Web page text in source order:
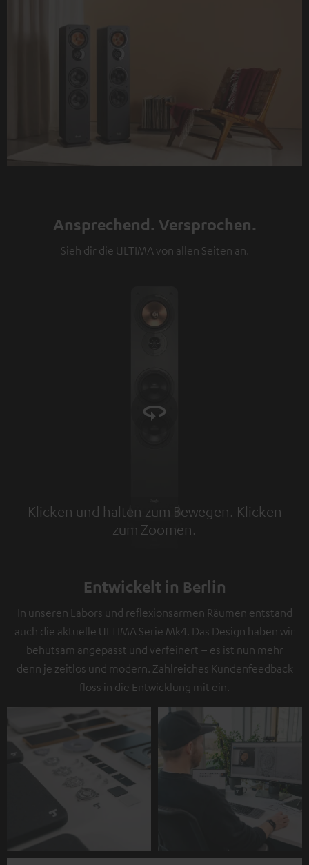
Ansprechend. Versprochen.
Sieh dir die ULTIMA von allen Seiten an.
Klicken und halten zum Bewegen. Klicken
zum Zoomen.
Tap to zoom
Entwickelt in Berlin
In unseren Labors und reflexionsarmen Räumen entstand
auch die aktuelle ULTIMA Serie Mk4. Das Design haben wir
behutsam angepasst und verfeinert – es ist nun mehr
denn je zeitlos und modern. Zahlreiches Kundenfeedback
floss in die Entwicklung mit ein.